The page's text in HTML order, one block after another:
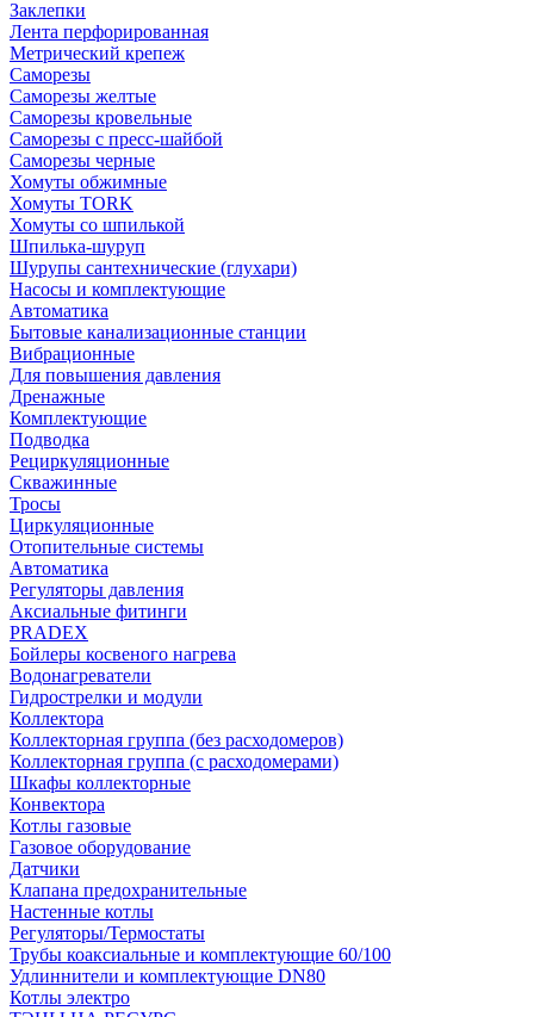
Заклепки
Лента перфорированная
Метрический крепеж
Саморезы
Саморезы желтые
Саморезы кровельные
Саморезы с пресс-шайбой
Саморезы черные
Хомуты обжимные
Хомуты TORK
Хомуты со шпилькой
Шпилька-шуруп
Шурупы сантехнические (глухари)
Насосы и комплектующие
Автоматика
Бытовые канализационные станции
Вибрационные
Для повышения давления
Дренажные
Комплектующие
Подводка
Рециркуляционные
Скважинные
Тросы
Циркуляционные
Отопительные системы
Автоматика
Регуляторы давления
Аксиальные фитинги
PRADEX
Бойлеры косвеного нагрева
Водонагреватели
Гидрострелки и модули
Коллектора
Коллекторная группа (без расходомеров)
Коллекторная группа (с расходомерами)
Шкафы коллекторные
Конвектора
Котлы газовые
Газовое оборудование
Датчики
Клапана предохранительные
Настенные котлы
Регуляторы/Термостаты
Трубы коаксиальные и комплектующие 60/100
Удлиннители и комплектующие DN80
Котлы электро